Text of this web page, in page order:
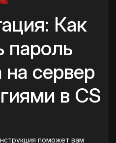
Как
пароль
сервер
в CS
поможет вам